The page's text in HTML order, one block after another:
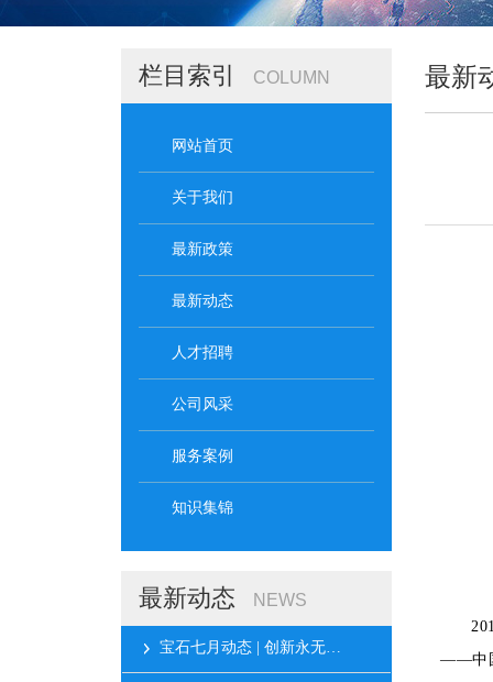
栏目索引 COLUMN
网站首页
关于我们
最新政策
最新动态
人才招聘
公司风采
服务案例
知识集锦
最新动态 NEWS
宝石七月动态 | 创新永无…
最新
——中